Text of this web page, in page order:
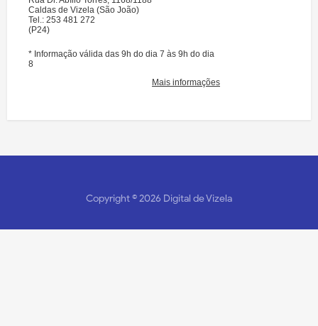
Copyright ©2026 Digital de Vizela